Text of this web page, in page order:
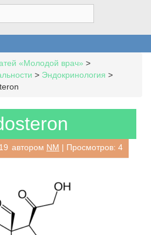
«Молодой врач» >
> Эндокринология >
автором NM | Просмотров: 4